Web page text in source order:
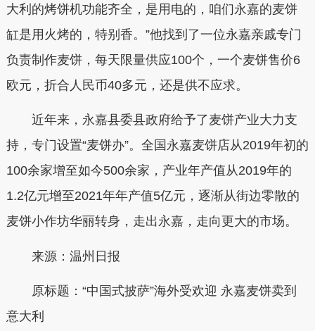
大利的烤饼机功能齐全，是用电的，咱们永嘉的麦饼
缸是用火烤的，特别香。”他找到了一位永嘉亲戚专门
负责制作麦饼，每天限量供应100个，一个麦饼售价6
欧元，折合人民币40多元，还是供不应求。
近年来，永嘉县委县政府给予了麦饼产业大力支
持，专门设置“麦饼办”。全国永嘉麦饼店从2019年初的
100余家增至如今500余家，产业年产值从2019年的
1.2亿元增至2021年年产值5亿元，逐渐从街边零散的
麦饼小作坊华丽转身，走出永嘉，走向更大的市场。
来源：温州日报
原标题：“中国式披萨”海外受欢迎 永嘉麦饼卖到
意大利